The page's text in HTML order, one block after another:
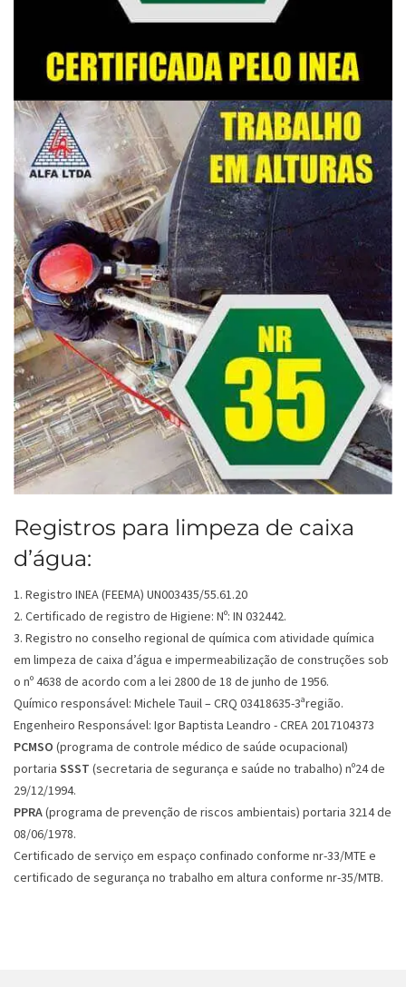
Registros para limpeza de caixa
d’água:
1. Registro INEA (FEEMA) UN003435/55.61.20
2. Certificado de registro de Higiene: Nº: IN 032442.
3. Registro no conselho regional de química com atividade química
em limpeza de caixa d’água e impermeabilização de construções sob
o nº 4638 de acordo com a lei 2800 de 18 de junho de 1956.
Químico responsável: Michele Tauil – CRQ 03418635-3ªregião.
Engenheiro Responsável: Igor Baptista Leandro - CREA 2017104373
PCMSO (programa de controle médico de saúde ocupacional)
portaria SSST (secretaria de segurança e saúde no trabalho) nº24 de
29/12/1994.
PPRA(programa de prevenção de riscos ambientais) portaria 3214 de
08/06/1978.
Certificado de serviço em espaço confinado conforme nr-33/MTE e
certificado de segurança no trabalho em altura conforme nr-35/MTB.